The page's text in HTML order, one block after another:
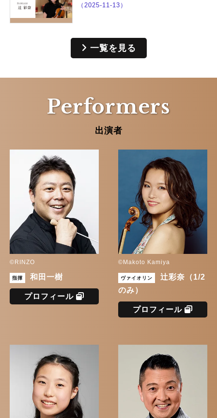
（2025-11-13）
一覧を見る
Performers
出演者
©RINZO
指揮 和田一樹
プロフィール
©Makoto Kamiya
ヴァイオリン
󠄀辻󠄀彩奈（1/2
のみ）
プロフィール